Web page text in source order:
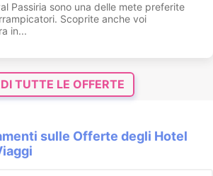
Passiria sono una delle mete preferite
Scoprite anche voi
in...
TUTTE LE OFFERTE
sulle Offerte degli Hotel